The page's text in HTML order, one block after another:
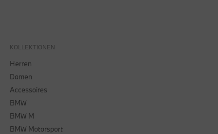
KOLLEKTIONEN
Herren
Damen
Accessoires
BMW
BMW M
BMW Motorsport